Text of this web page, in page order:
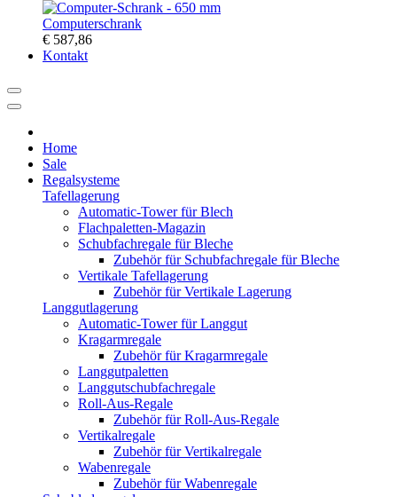
Computerschrank
€ 587,86
Kontakt
Home
Sale
Regalsysteme
Tafellagerung
Automatic-Tower für Blech
Flachpaletten-Magazin
Schubfachregale für Bleche
Zubehör für Schubfachregale für Bleche
Vertikale Tafellagerung
Zubehör für Vertikale Lagerung
Langgutlagerung
Automatic-Tower für Langgut
Kragarmregale
Zubehör für Kragarmregale
Langgutpaletten
Langgutschubfachregale
Roll-Aus-Regale
Zubehör für Roll-Aus-Regale
Vertikalregale
Zubehör für Vertikalregale
Wabenregale
Zubehör für Wabenregale